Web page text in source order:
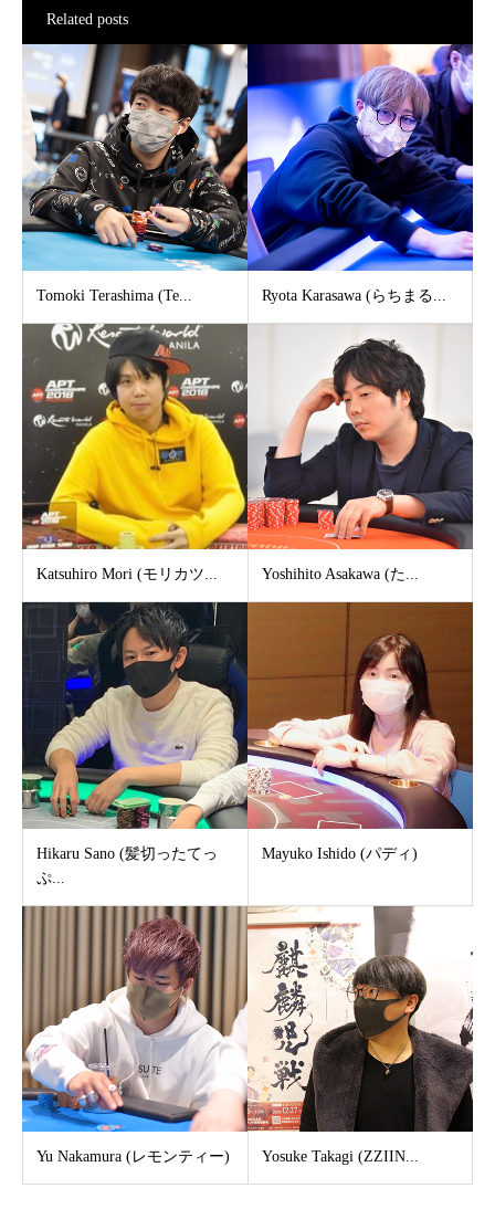
Related posts
Tomoki Terashima (Te... Ryota Karasawa (らちまる...
Katsuhiro Mori (モリカツ... Yoshihito Asakawa (た...
Hikaru Sano (髪切ったてっ
ぷ...
Mayuko Ishido (パディ)
Yu Nakamura (レモンティー) Yosuke Takagi (ZZIIN...